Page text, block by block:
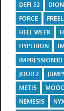
DEFI 52
FORCE
HELL WEEK
HYPERION
IMPRESSION3D
JOUR 2
METIS
MOOC
NEMESIS